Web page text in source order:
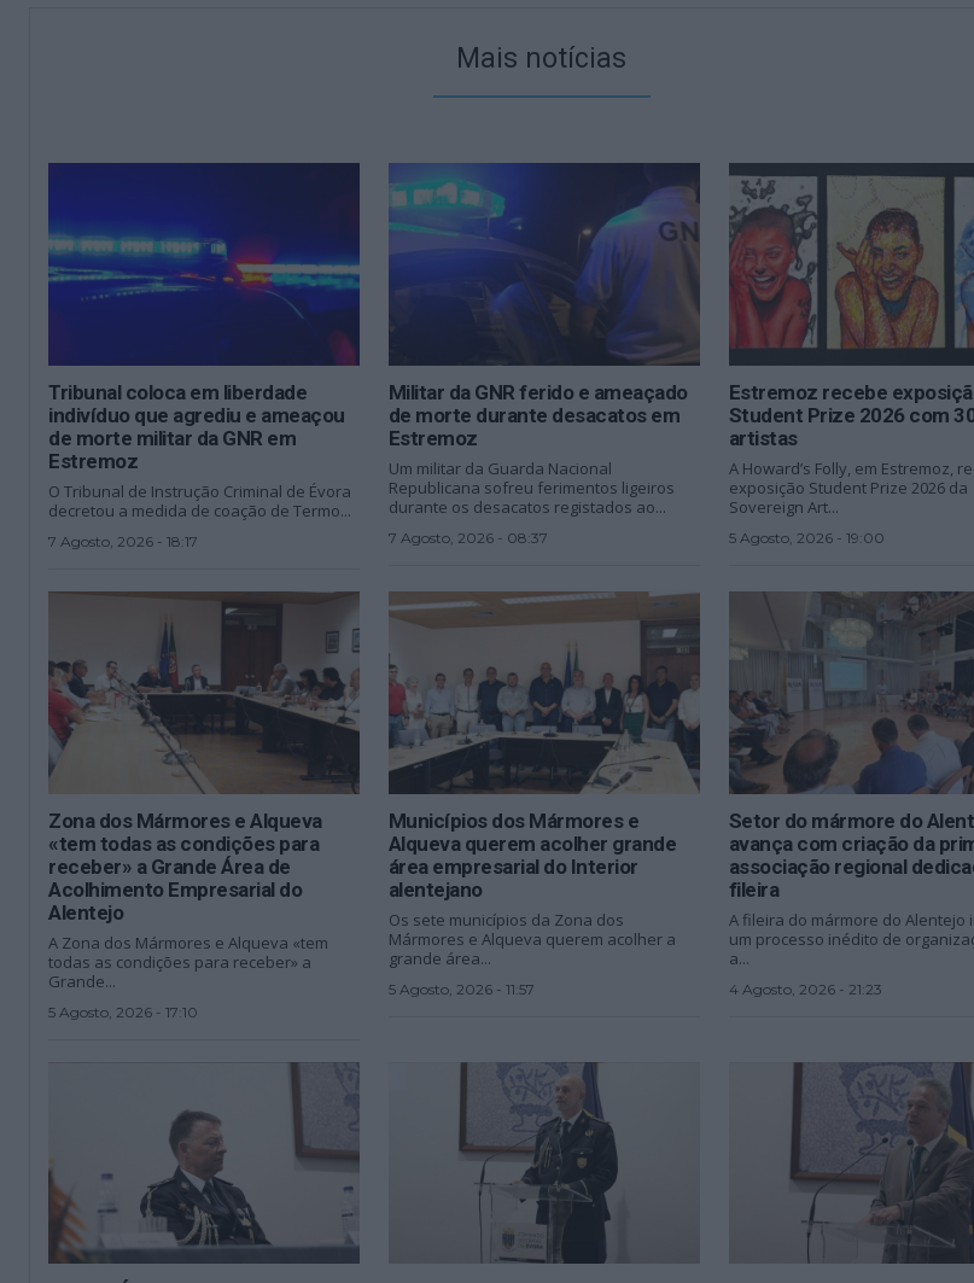
Mais notícias
Tribunal coloca em liberdade
indivíduo que agrediu e ameaçou
de morte militar da GNR em
Estremoz
O Tribunal de Instrução Criminal de Évora
decretou a medida de coação de Termo...
7 Agosto, 2026 - 18:17
Militar da GNR ferido e ameaçado
de morte durante desacatos em
Estremoz
Um militar da Guarda Nacional
Republicana sofreu ferimentos ligeiros
durante os desacatos registados ao...
7 Agosto, 2026 - 08:37
Estremoz recebe
Student Prize 2026 com
artistas
A Howard’s Folly, em Estremoz,
exposição Student Prize 2026 da
Sovereign Art...
5 Agosto, 2026 - 19:00
Zona dos Mármores e Alqueva
«tem todas as condições para
receber» a Grande Área de
Acolhimento Empresarial do
Alentejo
A Zona dos Mármores e Alqueva «tem
todas as condições para receber» a
Grande...
5 Agosto, 2026 - 17:10
Municípios dos Mármores e
Alqueva querem acolher grande
área empresarial do Interior
alentejano
Os sete municípios da Zona dos
Mármores e Alqueva querem acolher a
grande área...
5 Agosto, 2026 - 11:57
Setor do mármore do
avança com criação da
associação regional
fileira
A fileira do mármore do Alentejo
um processo inédito de
a...
4 Agosto, 2026 - 21:23